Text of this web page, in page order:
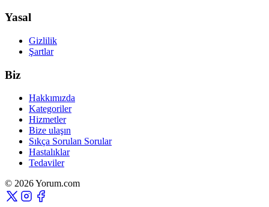
Yasal
Gizlilik
Şartlar
Biz
Hakkımızda
Kategoriler
Hizmetler
Bize ulaşın
Sıkça Sorulan Sorular
Hastalıklar
Tedaviler
© 2026 Yorum.com